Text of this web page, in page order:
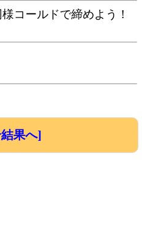
コールドで締めよう！
果へ]